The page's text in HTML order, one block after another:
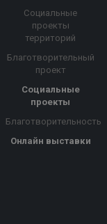
Социальные
проекты
территорий
Благотворительный
проект
Социальные
проекты
Благотворительность
Онлайн выставки